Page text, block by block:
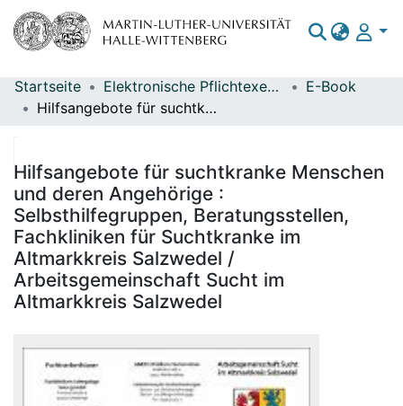
Bereiche & Sammlungen
Statistiken
Startseite Elektronische Pflichtexemplare
E-Book
Hilfsangebote für suchtkranke Menschen und deren Angehörige : Selbsthilfegruppen, Beratungsstellen, Fachkliniken für Suchtkranke im Altmarkkreis Salzwedel / Arbeitsgemeinschaft Sucht im Altmarkkreis Salzwedel
Hilfsangebote für suchtkranke Menschen
und deren Angehörige :
Selbsthilfegruppen, Beratungsstellen,
Fachkliniken für Suchtkranke im
Altmarkkreis Salzwedel /
Arbeitsgemeinschaft Sucht im
Altmarkkreis Salzwedel